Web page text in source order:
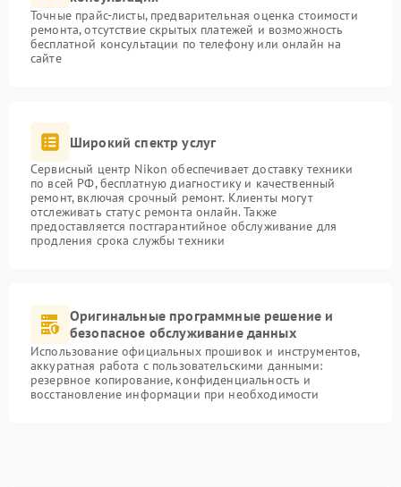
Точные прайс-листы, предварительная оценка стоимости
ремонта, отсутствие скрытых платежей и возможность
бесплатной консультации по телефону или онлайн на
сайте
Широкий спектр услуг
Сервисный центр Nikon обеспечивает доставку техники
по всей РФ, бесплатную диагностику и качественный
ремонт, включая срочный ремонт. Клиенты могут
отслеживать статус ремонта онлайн. Также
предоставляется постгарантийное обслуживание для
продления срока службы техники
Оригинальные программные решение и
безопасное обслуживание данных
Использование официальных прошивок и инструментов,
аккуратная работа с пользовательскими данными:
резервное копирование, конфиденциальность и
восстановление информации при необходимости